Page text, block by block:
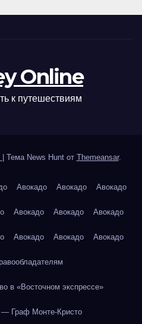
Online
к путешествиям
| Тема News Hunt от Themeansar.
Авокадо Авокадо Авокадо
Авокадо Авокадо Авокадо
Авокадо Авокадо Авокадо
в «Восточном экспрессе»
Граф Монте-Кристо